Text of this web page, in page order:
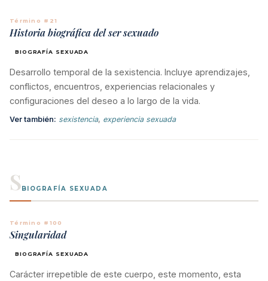
Término #21
Historia biográfica del ser sexuado
BIOGRAFÍA SEXUADA
Desarrollo temporal de la sexistencia. Incluye aprendizajes,
conflictos, encuentros, experiencias relacionales y
configuraciones del deseo a lo largo de la vida.
Ver también: sexistencia, experiencia sexuada
SBIOGRAFÍA SEXUADA
Término #100
Singularidad
BIOGRAFÍA SEXUADA
Carácter irrepetible de este cuerpo, este momento, esta